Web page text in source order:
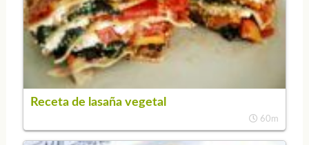
Receta de lasaña vegetal
60m